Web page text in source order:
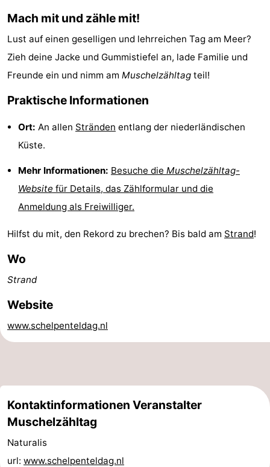
Kirchen
-
Aussichtspunkte
Attraktionen
-
Spielplätze
-
Spielplätze
Bowling
Wellness-
Zentren
Dörfer
&
Städte
Natur
Führungen
Wandern
-
Reiten
-
Golfplatze
Mach mit und zähle mit!
Lust auf einen geselligen und lehrreichen Tag am Meer?
Zieh deine Jacke und Gummistiefel an, lade Familie und
Freunde ein und nimm am Muschelzähltag teil!
Praktische Informationen
Ort: An allen Stränden entlang der niederländischen
Küste.
Mehr Informationen: Besuche die Muschelzähltag-
Website für Details, das Zählformular und die
Anmeldung als Freiwilliger.
Hilfst du mit, den Rekord zu brechen? Bis bald am Strand!
Wo
Strand
Website
www.schelpenteldag.nl
Kontaktinformationen Veranstalter
Muschelzähltag
Naturalis
url: www.schelpenteldag.nl